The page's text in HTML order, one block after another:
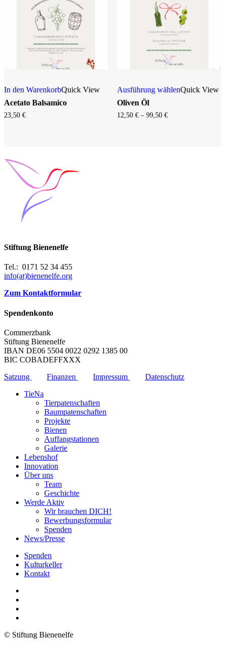
In den WarenkorbQuick View
Acetato Balsamico
23,50 €
Ausführung wählenQuick View
Oliven Öl
12,50 € – 99,50 €Preisspanne:
Stiftung Bienenelfe
Tel.: 0171 52 34 455
info(at)bienenelfe.org
Zum Kontaktformular
Spendenkonto
Commerzbank
Stiftung Bienenelfe
IBAN DE06 5504 0022 0292 1385 00
BIC COBADEFFXXX
Satzung
Finanzen Impressum
Datenschutz
TieNa
Tierpatenschaften
Baumpatenschaften
Projekte
Bienen
Auffangstationen
Galerie
Lebenshof
Innovation
Über uns
Team
Geschichte
Werde Aktiv
Wir brauchen DICH!
Bewerbungsformular
Spenden
News/Presse
Spenden
Kulturkeller
Kontakt
© Stiftung Bienenelfe